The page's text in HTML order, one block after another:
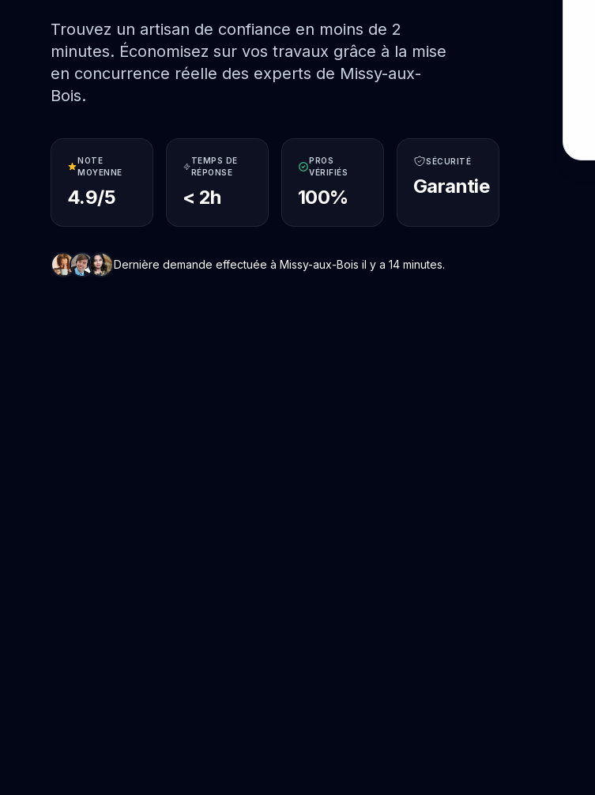
Trouvez un artisan de confiance en moins de 2
minutes. Économisez sur vos travaux grâce à la mise
en concurrence réelle des experts de Missy-aux-
Bois.
NOTE
MOYENNE
4.9/5
TEMPS DE
RÉPONSE
< 2h
PROS
VÉRIFIÉS
100%
SÉCURITÉ
Garantie
Dernière demande effectuée à Missy-aux-Bois il y a 14 minutes.